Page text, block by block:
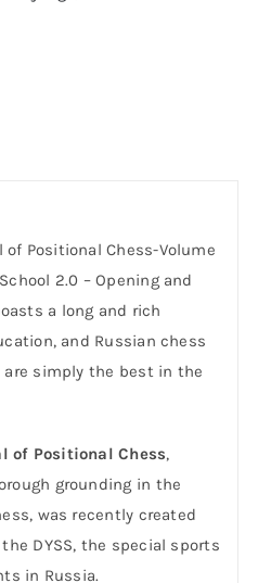
of Positional Chess-Volume
2.0 – Opening and
a long and rich
and Russian chess
simply the best in the
of Positional Chess,
grounding in the
was recently created
DYSS, the special sports
in Russia.